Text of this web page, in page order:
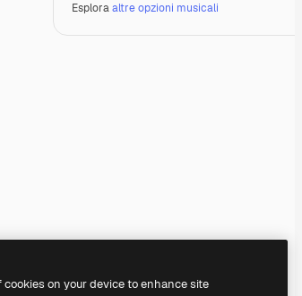
Esploraaltre opzioni musicali
on your device to enhance site